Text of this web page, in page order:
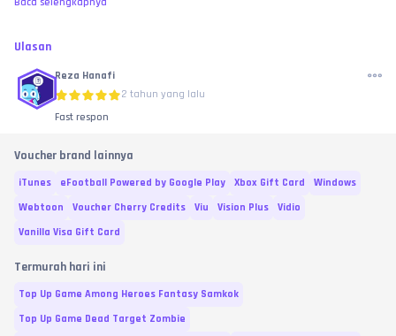
Ulasan
Reza Hanafi
2 tahun yang lalu
Fast respon
Voucher brand lainnya
iTunes eFootball Powered by Google Play Xbox Gift Card
Windows
Webtoon
Voucher Cherry Credits Viu Vision Plus
Vidio
Vanilla Visa Gift Card
Termurah hari ini
Top Up Game Among Heroes Fantasy Samkok
Top Up Game Dead Target Zombie